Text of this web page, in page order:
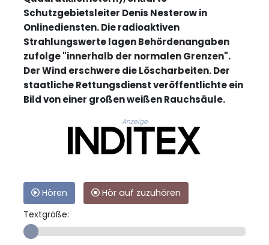
Schutzgebietsleiter Denis Nesterow in
Onlinediensten. Die radioaktiven
Strahlungswerte lagen Behördenangaben
zufolge "innerhalb der normalen Grenzen".
Der Wind erschwere die Löscharbeiten. Der
staatliche Rettungsdienst veröffentlichte ein
Bild von einer großen weißen Rauchsäule.
Anzeige
Hören
Hör auf zuzuhören
Textgröße: